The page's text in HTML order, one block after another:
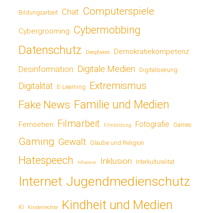
Bildungsarbeit Chat Computerspiele
Cybergrooming Cybermobbing
Datenschutz Deepfakes Demokratiekompetenz
Desinformation Digitale Medien Digitalisierung
Digitalität E-Learning Extremismus
Fake News Familie und Medien
Fernsehen Filmarbeit Filmbildung Fotografie Games
Gaming Gewalt Glaube und Religion
Hatespeech Influencer Inklusion Interkulturalität
Internet Jugendmedienschutz
KI Kinderrechte Kindheit und Medien